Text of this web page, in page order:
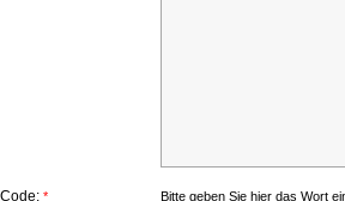
Code: *
Bitte geben Sie hier das Wort